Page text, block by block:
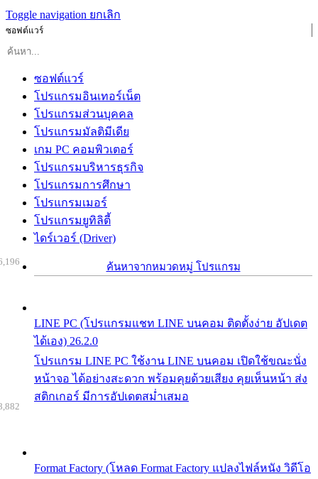
Toggle navigation ยกเลิก
ซอฟต์แวร์
ซอฟต์แวร์
โปรแกรมอินเทอร์เน็ต
โปรแกรมส่วนบุคคล
โปรแกรมมัลติมีเดีย
เกม PC คอมพิวเตอร์
โปรแกรมบริหารธุรกิจ
โปรแกรมการศึกษา
โปรแกรมเมอร์
โปรแกรมยูทิลิตี้
ไดร์เวอร์ (Driver)
ค้นหาจากหมวดหมู่ โปรแกรม
LINE PC (โปรแกรมแชท LINE บนคอม ติดตั้งง่าย อัปเดต
ได้เอง) 26.2.0
โปรแกรม LINE PC ใช้งาน LINE บนคอม เปิดใช้ขณะนั่ง
หน้าจอ ได้อย่างสะดวก พร้อมคุยด้วยเสียง คุยเห็นหน้า ส่ง
สติกเกอร์ มีการอัปเดตสม่ำเสมอ
Format Factory (โหลด Format Factory แปลงไฟล์หนัง วิดีโอ